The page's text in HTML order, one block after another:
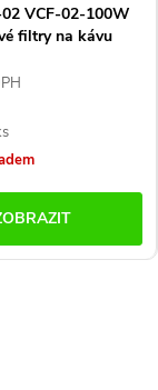
VCF-02-100W
filtry na kávu